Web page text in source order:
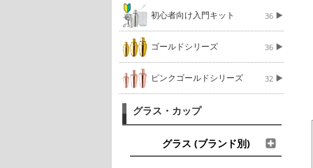
初心者向け入門キット 36
ゴールドシリーズ 36
ピンクゴールドシリーズ 32
グラス・カップ
グラス (ブランド別)